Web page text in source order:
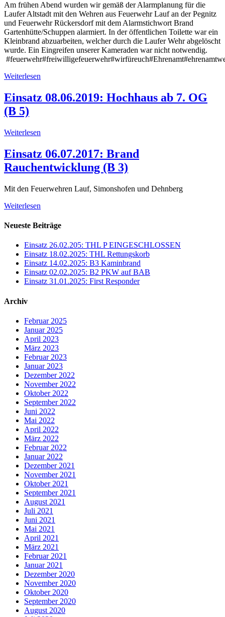
Am frühen Abend wurden wir gemäß der Alarmplanung für die
Laufer Altstadt mit den Wehren aus Feuerwehr Lauf an der Pegnitz
und Feuerwehr Rückersdorf mit dem Alarmstichwort Brand
Gartenhütte/Schuppen alarmiert. In der öffentlichen Toilette war ein
Kleinbrand abzuarbeiten, welcher durch die Laufer Wehr abgelöscht
wurde. Ein Eingreifen unserer Kameraden war nicht notwendig.
Weiterlesen
Einsatz 08.06.2019: Hochhaus ab 7. OG
(B 5)
Weiterlesen
Einsatz 06.07.2017: Brand
Rauchentwicklung (B 3)
Mit den Feuerwehren Lauf, Simonshofen und Dehnberg
Weiterlesen
Neueste Beiträge
Einsatz 26.02.205: THL P EINGESCHLOSSEN
Einsatz 18.02.2025: THL Rettungskorb
Einsatz 14.02.2025: B3 Kaminbrand
Einsatz 02.02.2025: B2 PKW auf BAB
Einsatz 31.01.2025: First Responder
Archiv
Februar 2025
Januar 2025
April 2023
März 2023
Februar 2023
Januar 2023
Dezember 2022
November 2022
Oktober 2022
September 2022
Juni 2022
Mai 2022
April 2022
März 2022
Februar 2022
Januar 2022
Dezember 2021
November 2021
Oktober 2021
September 2021
August 2021
Juli 2021
Juni 2021
Mai 2021
April 2021
März 2021
Februar 2021
Januar 2021
Dezember 2020
November 2020
Oktober 2020
September 2020
August 2020